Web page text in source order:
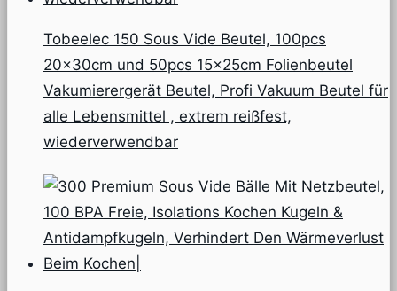
Tobeelec 150 Sous Vide Beutel, 100pcs
20x30cm und 50pcs 15x25cm Folienbeutel
Vakumierergerät Beutel, Profi Vakuum Beutel für
alle Lebensmittel , extrem reißfest,
wiederverwendbar